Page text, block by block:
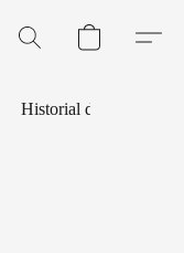
Historial de Pedidos